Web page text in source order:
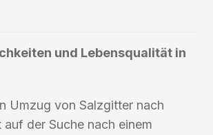
und Lebensqualität in
Umzug von Salzgitter nach
auf der Suche nach einem